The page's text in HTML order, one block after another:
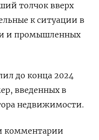
толчок вверх
к ситуации в
и промышленных
до конца 2024
введенных в
недвижимости.
комментарии